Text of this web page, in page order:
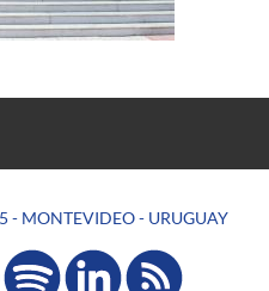
- MONTEVIDEO - URUGUAY